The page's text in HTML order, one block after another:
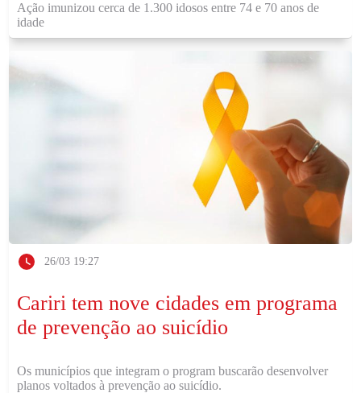
Ação imunizou cerca de 1.300 idosos entre 74 e 70 anos de
idade
26/03 19:27
Cariri tem nove cidades em programa
de prevenção ao suicídio
Os municípios que integram o program buscarão desenvolver
planos voltados à prevenção ao suicídio.